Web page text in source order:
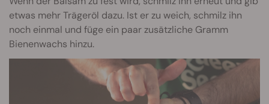
etwas mehr Trägeröl dazu. Ist er zu weich, schmilz ihn
noch einmal und füge ein paar zusätzliche Gramm
Bienenwachs hinzu.